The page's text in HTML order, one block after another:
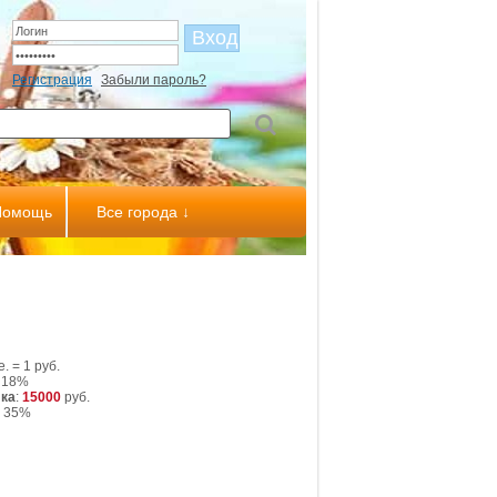
Регистрация Забыли пароль?
Все города ↓
= 1 руб.
: 15000 руб.
35%